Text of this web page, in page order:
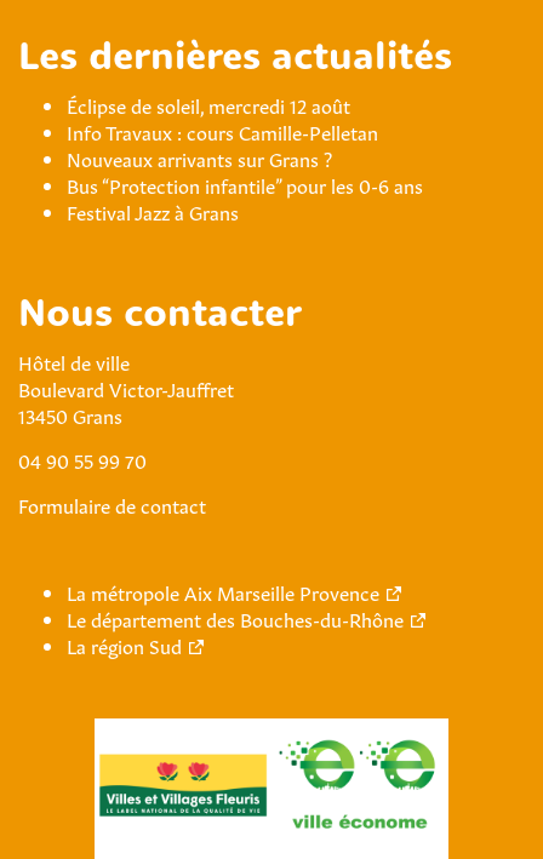
Les dernières actualités
Éclipse de soleil, mercredi 12 août
Info Travaux : cours Camille-Pelletan
Nouveaux arrivants sur Grans ?
Bus “Protection infantile” pour les 0-6 ans
Festival Jazz à Grans
Nous contacter
Hôtel de ville
Boulevard Victor-Jauffret
13450 Grans
04 90 55 99 70
Formulaire de contact
La métropole Aix Marseille Provence
Le département des Bouches-du-Rhône
La région Sud